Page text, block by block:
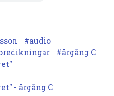
audio
årgång C
- årgång C